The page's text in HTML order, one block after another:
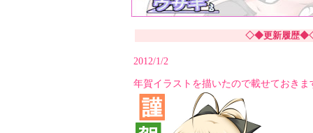
◇◆更新履歴
2012/1/2
年賀イラストを描いたので載せておきま